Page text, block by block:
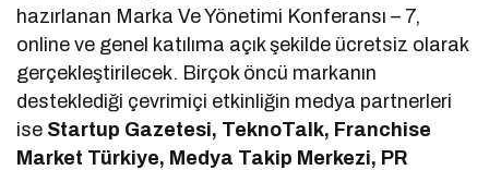
hazırlanan Marka Ve Yönetimi Konferansı – 7,
online ve genel katılıma açık şekilde ücretsiz olarak
gerçekleştirilecek. Birçok öncü markanın
desteklediği çevrimiçi etkinliğin medya partnerleri
ise Startup Gazetesi, TeknoTalk, Franchise
Market Türkiye, Medya Takip Merkezi, PR